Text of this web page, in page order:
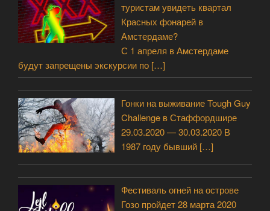
туристам увидеть квартал
Красных фонарей в
Амстердаме?
С 1 апреля в Амстердаме
будут запрещены экскурсии по […]
Гонки на выживание Tough Guy
Challenge в Стаффордшире
29.03.2020 — 30.03.2020 В
1987 году бывший […]
Фестиваль огней на острове
Гозо пройдет 28 марта 2020